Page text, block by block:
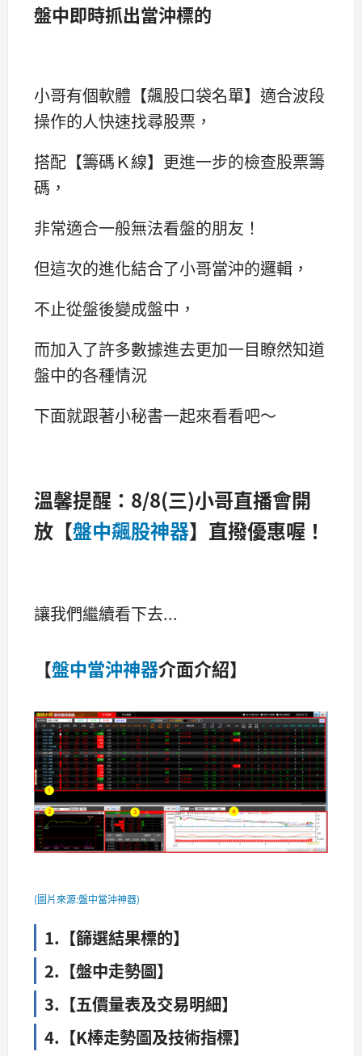
盤中即時抓出當沖標的
小哥有個軟體【飆股口袋名單】適合波段
操作的人快速找尋股票，
搭配【籌碼Ｋ線】更進一步的檢查股票籌
碼，
非常適合一般無法看盤的朋友！
但這次的進化結合了小哥當沖的邏輯，
不止從盤後變成盤中，
而加入了許多數據進去更加一目瞭然知道
盤中的各種情況
下面就跟著小秘書一起來看看吧～
溫馨提醒：8/8(三)小哥直播會開
放【盤中飆股神器】直撥優惠喔！
讓我們繼續看下去...
【盤中當沖神器介面介紹】
(圖片來源:盤中當沖神器)
1.【篩選結果標的】
2.【盤中走勢圖】
3.【五價量表及交易明細】
4.【K棒走勢圖及技術指標】